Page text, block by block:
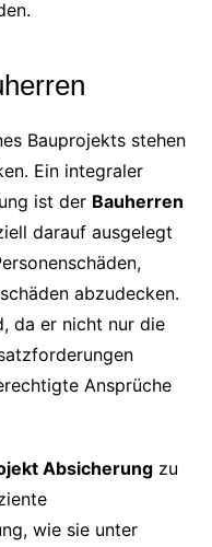
Bauprojekts stehen
Ein integraler
ist der Bauherren
darauf ausgelegt
abzudecken.
da er nicht nur die
Ansprüche
Absicherungzu
wie sie unter